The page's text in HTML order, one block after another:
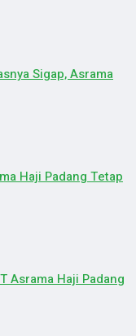
Sigap, Asrama
Haji Padang Tetap
Asrama Haji Padang